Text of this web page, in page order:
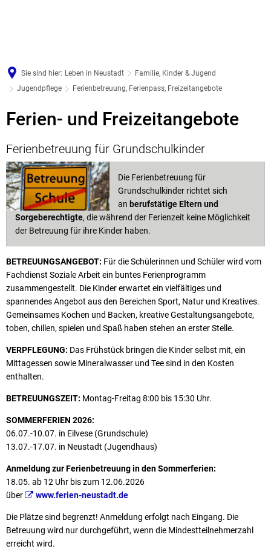
Sie sind hier: Leben in Neustadt
Familie, Kinder & Jugend
Jugendpflege
Ferienbetreuung, Ferienpass, Freizeitangebote
Ferienbetreuung,
Freizeitangebote
Ferien- und Freizeitangebote
Ferienbetreuung für Grundschulkinder
Die Ferienbetreuung für
Grundschulkinder richtet sich
an berufstätige Eltern und
Sorgeberechtigte, die während der Ferienzeit keine Möglichkeit
der Betreuung für ihre Kinder haben.
BETREUUNGSANGEBOT: Für die Schülerinnen und Schüler wird vom
Fachdienst Soziale Arbeit ein buntes Ferien­programm
zusammengestellt. Die Kinder erwartet ein vielfältiges und
spannendes An­gebot aus den Bereichen Sport, Natur und Kreatives.
Gemeinsames Kochen und Backen, kreative Gestaltungsangebote,
toben, chillen, spielen und Spaß haben stehen an erster Stelle.
VERPFLEGUNG: Das Frühstück bringen die Kinder selbst mit, ein
Mittagessen sowie Mineralwasser und Tee sind in den Kosten
enthalten.
BETREUUNGSZEIT: Montag-Freitag 8:00 bis 15:30 Uhr.
SOMMERFERIEN 2026:
06.07.-10.07. in Eilvese (Grundschule)
13.07.-17.07. in Neustadt (Jugendhaus)
Anmeldung zur Ferienbetreuung in den Sommerferien:
18.05. ab 12 Uhr bis zum 12.06.2026
über
www.ferien-neustadt.de
Die Plätze sind begrenzt! Anmeldung erfolgt nach Eingang. Die
Betreuung wird nur durchgeführt, wenn die Mindestteilnehmerzahl
erreicht wird.